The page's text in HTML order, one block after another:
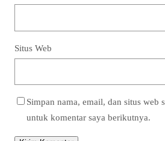
Situs Web
Simpan nama, email, dan situs web
untuk komentar saya berikutnya.